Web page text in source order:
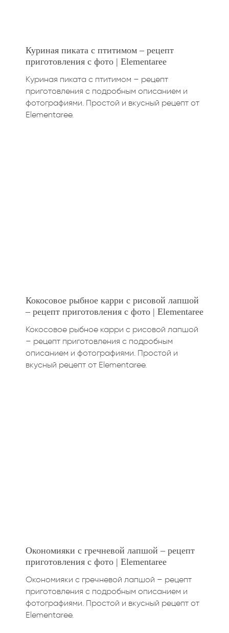
Куриная пиката с птитимом – рецепт
приготовления с фото | Elementaree
Куриная пиката с птитимом – рецепт
приготовления с подробным описанием и
фотографиями. Простой и вкусный рецепт от
Elementaree.
Кокосовое рыбное карри с рисовой лапшой
– рецепт приготовления с фото | Elementaree
Кокосовое рыбное карри с рисовой лапшой
– рецепт приготовления с подробным
описанием и фотографиями. Простой и
вкусный рецепт от Elementaree.
Окономияки с гречневой лапшой – рецепт
приготовления с фото | Elementaree
Окономияки с гречневой лапшой – рецепт
приготовления с подробным описанием и
фотографиями. Простой и вкусный рецепт от
Elementaree.